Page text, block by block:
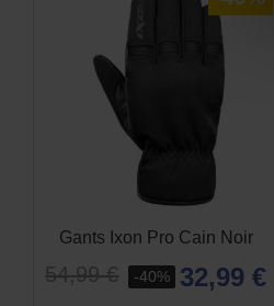
Gants Ixon Pro Cain Noir
54,99 € -40% 32,99 €